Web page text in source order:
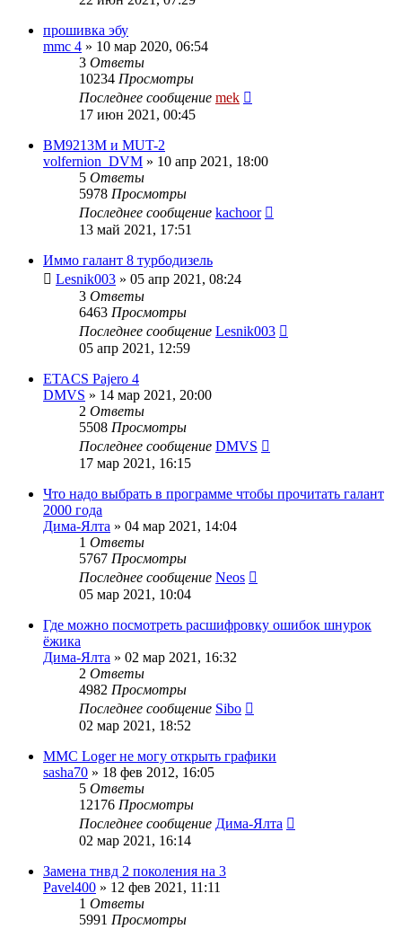
прошивка эбу
mmc 4 » 10 мар 2020, 06:54
3 Ответы
10234 Просмотры
Последнее сообщение mek
17 июн 2021, 00:45
BM9213M и MUT-2
volfernion_DVM » 10 апр 2021, 18:00
5 Ответы
5978 Просмотры
Последнее сообщение kachoor
13 май 2021, 17:51
Иммо галант 8 турбодизель
Lesnik003 » 05 апр 2021, 08:24
3 Ответы
6463 Просмотры
Последнее сообщение Lesnik003
05 апр 2021, 12:59
ETACS Pajero 4
DMVS » 14 мар 2021, 20:00
2 Ответы
5508 Просмотры
Последнее сообщение DMVS
17 мар 2021, 16:15
Что надо выбрать в программе чтобы прочитать галант
2000 года
Дима-Ялта » 04 мар 2021, 14:04
1 Ответы
5767 Просмотры
Последнее сообщение Neos
05 мар 2021, 10:04
Где можно посмотреть расшифровку ошибок шнурок
ёжика
Дима-Ялта » 02 мар 2021, 16:32
2 Ответы
4982 Просмотры
Последнее сообщение Sibo
02 мар 2021, 18:52
MMC Loger не могу открыть графики
sasha70 » 18 фев 2012, 16:05
5 Ответы
12176 Просмотры
Последнее сообщение Дима-Ялта
02 мар 2021, 16:14
Замена тнвд 2 поколения на 3
Pavel400 » 12 фев 2021, 11:11
1 Ответы
5991 Просмотры